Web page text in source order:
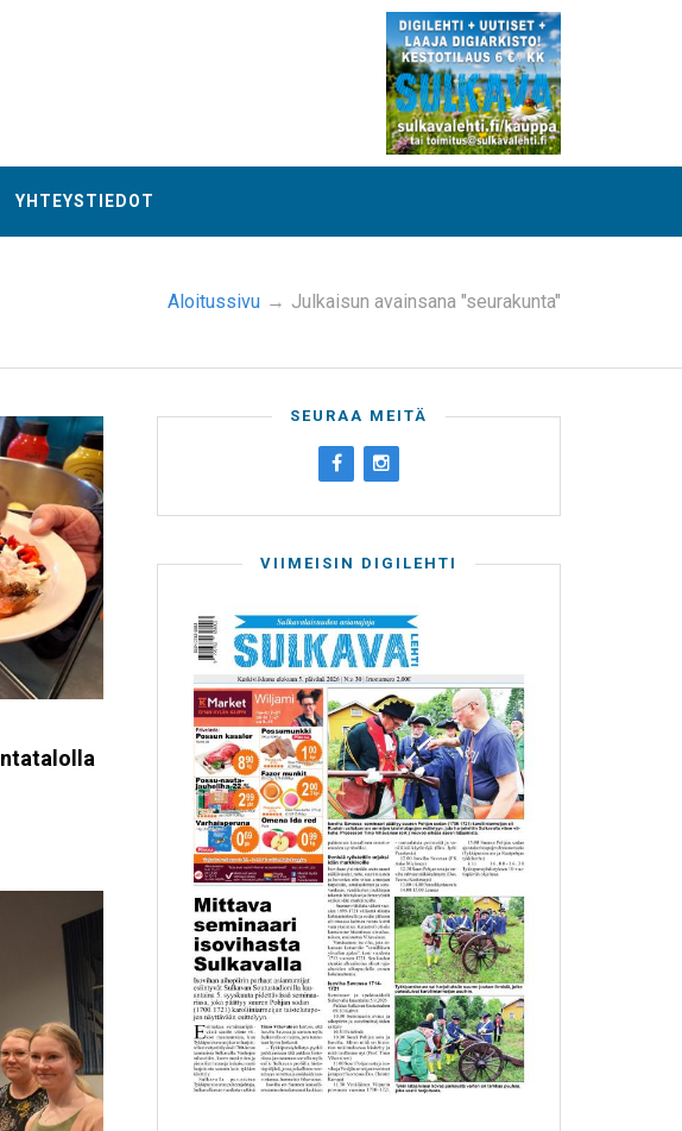
YHTEYSTIEDOT
Aloitussivu → Julkaisun avainsana "seurakunta"
SEURAA MEITÄ
VIIMEISIN DIGILEHTI